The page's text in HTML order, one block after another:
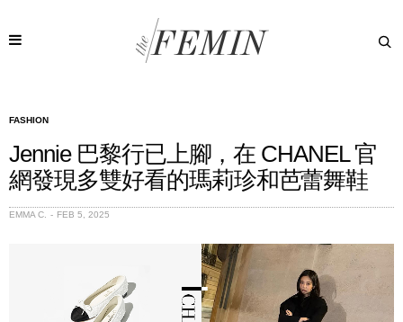
FASHION
Jennie 巴黎行已上腳，在 CHANEL 官
網發現多雙好看的瑪莉珍和芭蕾舞鞋
EMMA C. FEB 5, 2025